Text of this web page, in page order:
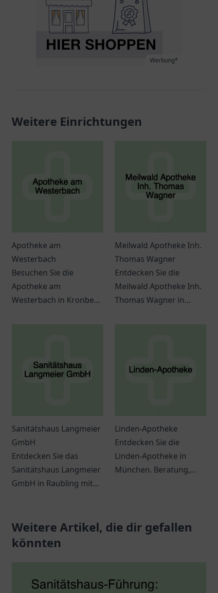
Werbung*
Weitere Einrichtungen
Apotheke am
Westerbach
Besuchen Sie die
Apotheke am
Westerbach in Kronberg
an Produkten.
Meilwald Apotheke Inh.
Thomas Wagner
Entdecken Sie die
Meilwald Apotheke Inh.
Thomas Wagner in
Gesundheitsprodukten.
Sanitätshaus Langmeier
GmbH
Entdecken Sie das
Sanitätshaus Langmeier
GmbH in Raubling mit
und individueller
Beratung.
Linden-Apotheke
Entdecken Sie die
Linden-Apotheke in
München. Beratung,
Besuchen Sie uns!
Weitere Artikel, die dir gefallen
könnten